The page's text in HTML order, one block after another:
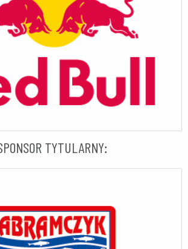
TYTULARNY: